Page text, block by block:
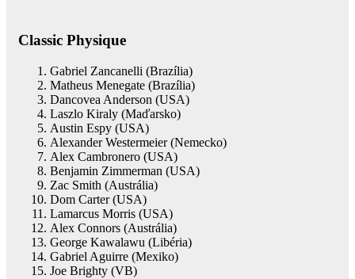
Classic Physique
Gabriel Zancanelli (Brazília)
Matheus Menegate (Brazília)
Dancovea Anderson (USA)
Laszlo Kiraly (Maďarsko)
Austin Espy (USA)
Alexander Westermeier (Nemecko)
Alex Cambronero (USA)
Benjamin Zimmerman (USA)
Zac Smith (Austrália)
Dom Carter (USA)
Lamarcus Morris (USA)
Alex Connors (Austrália)
George Kawalawu (Libéria)
Gabriel Aguirre (Mexiko)
Joe Brighty (VB)